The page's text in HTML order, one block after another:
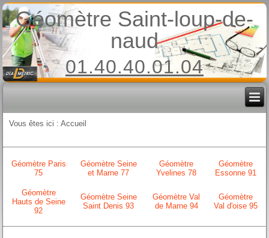
Géomètre Saint-loup-de-
naud
01.40.40.01.04
Vous êtes ici :Accueil
Géomètre Paris
75
Géomètre Seine
et Marne 77
Géomètre
Yvelines 78
Géomètre
Essonne 91
Géomètre
Hauts de Seine
92
Géomètre Seine
Saint Denis 93
Géomètre Val
de Marne 94
Géomètre
Val d'oise 95